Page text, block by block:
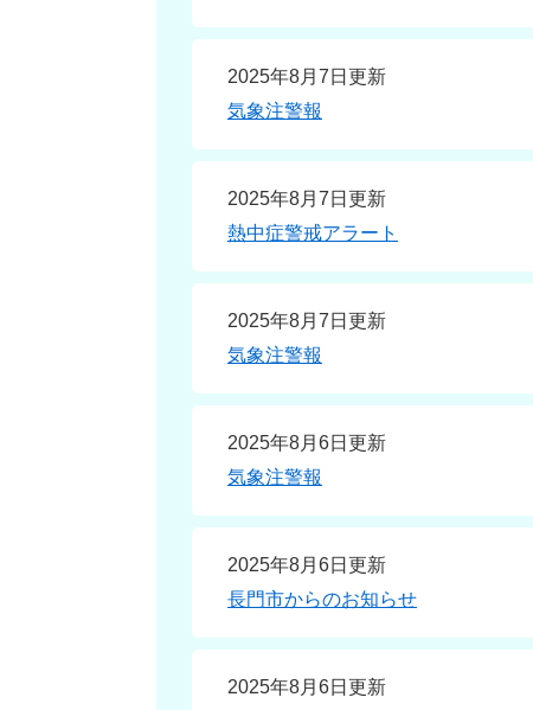
2025年8月7日更新
気象注警報
2025年8月7日更新
熱中症警戒アラート
2025年8月7日更新
気象注警報
2025年8月6日更新
気象注警報
2025年8月6日更新
長門市からのお知らせ
2025年8月6日更新